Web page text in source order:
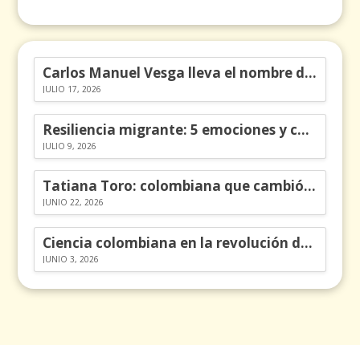
Carlos Manuel Vesga lleva el nombre de Colombia a los Emmy
JULIO 17, 2026
Resiliencia migrante: 5 emociones y cómo gestionarlas
JULIO 9, 2026
Tatiana Toro: colombiana que cambió la historia de las matemáticas
JUNIO 22, 2026
Ciencia colombiana en la revolución de los órganos en chips
JUNIO 3, 2026